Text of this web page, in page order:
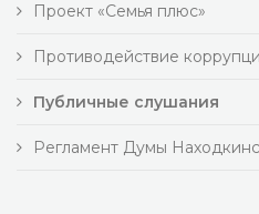
Проект «Семья плюс»
Противодействие
Публичные слушания
Регламент Думы